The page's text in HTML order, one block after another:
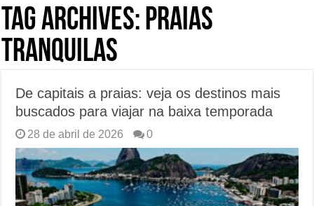
Tag Archives: praias
tranquilas
De capitais a praias: veja os destinos mais
buscados para viajar na baixa temporada
28 de abril de 2026 0